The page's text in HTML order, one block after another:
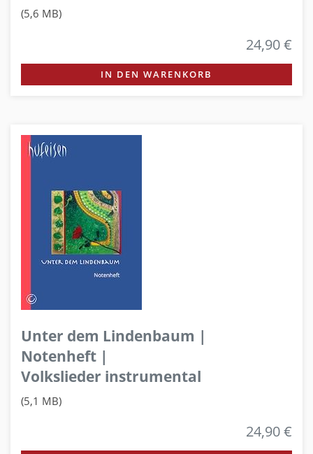
(5,6 MB)
24,90 €
IN DEN WARENKORB
Unter dem Lindenbaum |
Notenheft |
Volkslieder instrumental
(5,1 MB)
24,90 €